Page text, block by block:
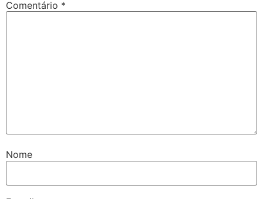
Comentário *
Nome